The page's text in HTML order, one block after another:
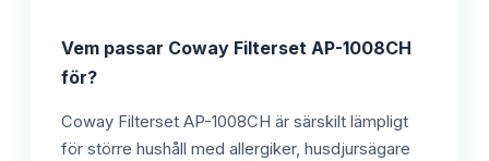
Vem passar Coway Filterset AP-1008CH
för?
Coway Filterset AP-1008CH är särskilt lämpligt
för större hushåll med allergiker, husdjursägare